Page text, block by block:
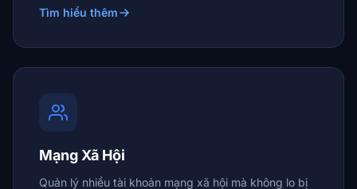
Tìm hiểu thêm
Mạng Xã Hội
Quản lý nhiều tài khoản mạng xã hội mà không lo bị